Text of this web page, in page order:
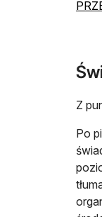
Z
Po